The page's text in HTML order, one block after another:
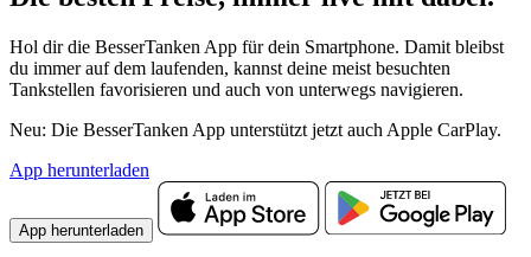
Hol dir die BesserTanken App für dein Smartphone. Damit bleibst
du immer auf dem laufenden, kannst deine meist besuchten
Tankstellen favorisieren und auch von unterwegs navigieren.
Neu: Die BesserTanken App unterstützt jetzt auch Apple CarPlay.
App herunterladen
App herunterladen